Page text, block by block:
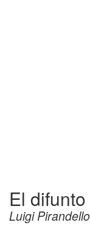
El
Luigi Pirandello